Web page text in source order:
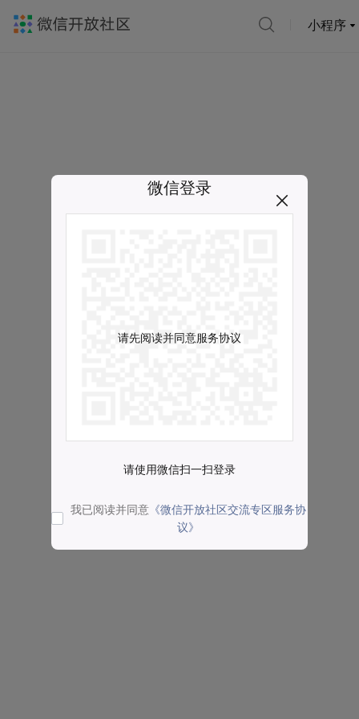
小程序
微信登录
请先阅读并同意服务协议
请使用微信扫一扫登录
我已阅读并同意 《微信开放社区交流专区服务协
议》